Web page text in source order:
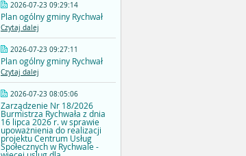
2026-07-23 09:29:14
Plan ogólny gminy Rychwał
Czytaj dalej
2026-07-23 09:27:11
Plan ogólny gminy Rychwał
Czytaj dalej
2026-07-23 08:05:06
Zarządzenie Nr 18/2026
Burmistrza Rychwała z dnia
16 lipca 2026 r. w sprawie
upoważnienia do realizacji
projektu Centrum Usług
Społecznych w Rychwale -